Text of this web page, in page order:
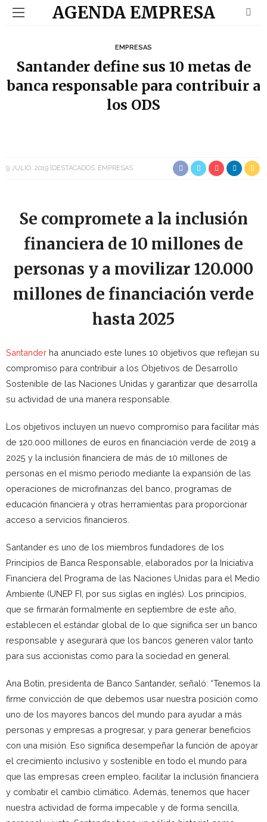
AGENDA EMPRESA
EMPRESAS
Santander define sus 10 metas de
banca responsable para contribuir a
los ODS
9 JULIO, 2019 DESTACADOS EMPRESAS
Se compromete a la inclusión
financiera de 10 millones de
personas y a movilizar 120.000
millones de financiación verde
hasta 2025
Santander ha anunciado este lunes 10 objetivos que reflejan su
compromiso para contribuir a los Objetivos de Desarrollo
Sostenible de las Naciones Unidas y garantizar que desarrolla
su actividad de una manera responsable.
Los objetivos incluyen un nuevo compromiso para facilitar más
de 120.000 millones de euros en financiación verde de 2019 a
2025 y la inclusión financiera de más de 10 millones de
personas en el mismo periodo mediante la expansión de las
operaciones de microfinanzas del banco, programas de
educación financiera y otras herramientas para proporcionar
acceso a servicios financieros.
Santander es uno de los miembros fundadores de los
Principios de Banca Responsable, elaborados por la Iniciativa
Financiera del Programa de las Naciones Unidas para el Medio
Ambiente (UNEP FI, por sus siglas en inglés). Los principios,
que se firmarán formalmente en septiembre de este año,
establecen el estándar global de lo que significa ser un banco
responsable y asegurará que los bancos generen valor tanto
para sus accionistas como para la sociedad en general.
Ana Botín, presidenta de Banco Santander, señaló: “Tenemos la
firme convicción de que debemos usar nuestra posición como
uno de los mayores bancos del mundo para ayudar a más
personas y empresas a progresar, y para generar beneficios
con una misión. Eso significa desempeñar la función de apoyar
el crecimiento inclusivo y sostenible en todo el mundo para
que las empresas creen empleo, facilitar la inclusión financiera
y combatir el cambio climático. Además, tenemos que hacer
nuestra actividad de forma impecable y de forma sencilla,